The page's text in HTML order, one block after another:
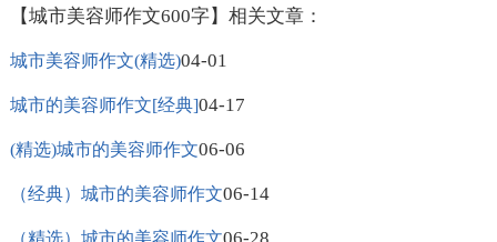
【城市美容师作文600字】相关文章：
城市美容师作文(精选)04-01
城市的美容师作文[经典]04-17
(精选)城市的美容师作文06-06
（经典）城市的美容师作文06-14